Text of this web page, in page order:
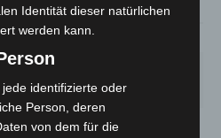
5.4m/s
27 ° 32°
Identität dieser natürlichen
werden kann.
identifizierte oder
Person, deren
von dem für die